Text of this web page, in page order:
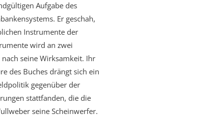
Aufgabe des
Er geschah,
Instrumente der
wird an zwei
seine Wirksamkeit. Ihr
des Buches drängt sich ein
gegenüber der
stattfanden, die die
seine Scheinwerfer.